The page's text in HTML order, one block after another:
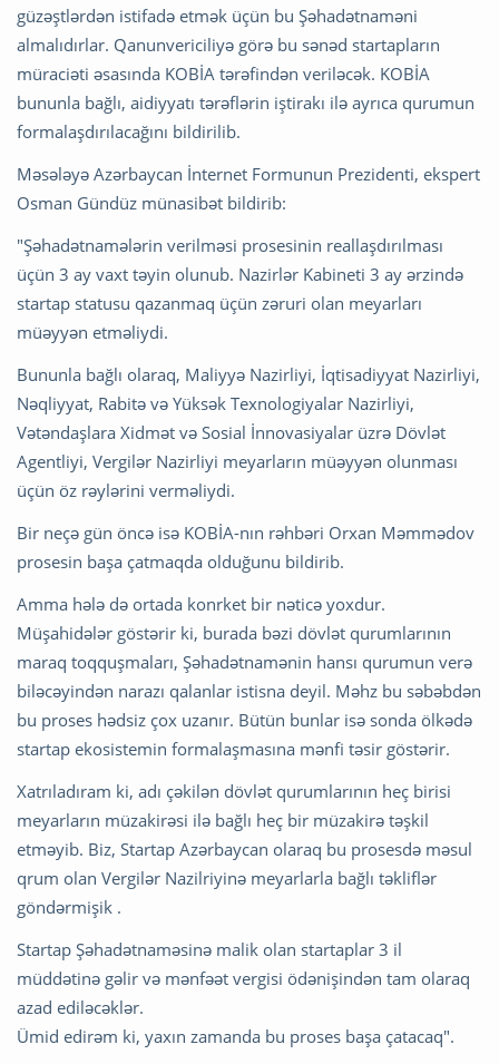
güzəştlərdən istifadə etmək üçün bu Şəhadətnaməni
almalıdırlar. Qanunvericiliyə görə bu sənəd startapların
müraciəti əsasında KOBİA tərəfindən veriləcək. KOBİA
bununla bağlı, aidiyyatı tərəflərin iştirakı ilə ayrıca qurumun
formalaşdırılacağını bildirilib.
Məsələyə Azərbaycan İnternet Formunun Prezidenti, ekspert
Osman Gündüz münasibət bildirib:
"Şəhadətnamələrin verilməsi prosesinin reallaşdırılması
üçün 3 ay vaxt təyin olunub. Nazirlər Kabineti 3 ay ərzində
startap statusu qazanmaq üçün zəruri olan meyarları
müəyyən etməliydi.
Bununla bağlı olaraq, Maliyyə Nazirliyi, İqtisadiyyat Nazirliyi,
Nəqliyyat, Rabitə və Yüksək Texnologiyalar Nazirliyi,
Vətəndaşlara Xidmət və Sosial İnnovasiyalar üzrə Dövlət
Agentliyi, Vergilər Nazirliyi meyarların müəyyən olunması
üçün öz rəylərini verməliydi.
Bir neçə gün öncə isə KOBİA-nın rəhbəri Orxan Məmmədov
prosesin başa çatmaqda olduğunu bildirib.
Amma hələ də ortada konrket bir nəticə yoxdur.
Müşahidələr göstərir ki, burada bəzi dövlət qurumlarının
maraq toqquşmaları, Şəhadətnamənin hansı qurumun verə
biləcəyindən narazı qalanlar istisna deyil. Məhz bu səbəbdən
bu proses hədsiz çox uzanır. Bütün bunlar isə sonda ölkədə
startap ekosistemin formalaşmasına mənfi təsir göstərir.
Xatrıladıram ki, adı çəkilən dövlət qurumlarının heç birisi
meyarların müzakirəsi ilə bağlı heç bir müzakirə təşkil
etməyib. Biz, Startap Azərbaycan olaraq bu prosesdə məsul
qrum olan Vergilər Nazilriyinə meyarlarla bağlı təkliflər
göndərmişik .
Startap Şəhadətnaməsinə malik olan startaplar 3 il
müddətinə gəlir və mənfəət vergisi ödənişindən tam olaraq
azad ediləcəklər.
Ümid edirəm ki, yaxın zamanda bu proses başa çatacaq".